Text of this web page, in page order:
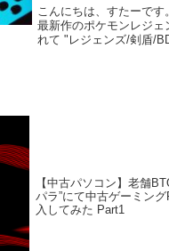
こんにちは、すたーです
最新作のポケモンレジェ
れて "レジェンズ/剣盾/
【中古パソコン】老舗
パラ”にて中古ゲーミン
入してみた Part1